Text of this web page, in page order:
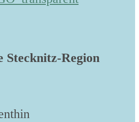
Stecknitz-Region